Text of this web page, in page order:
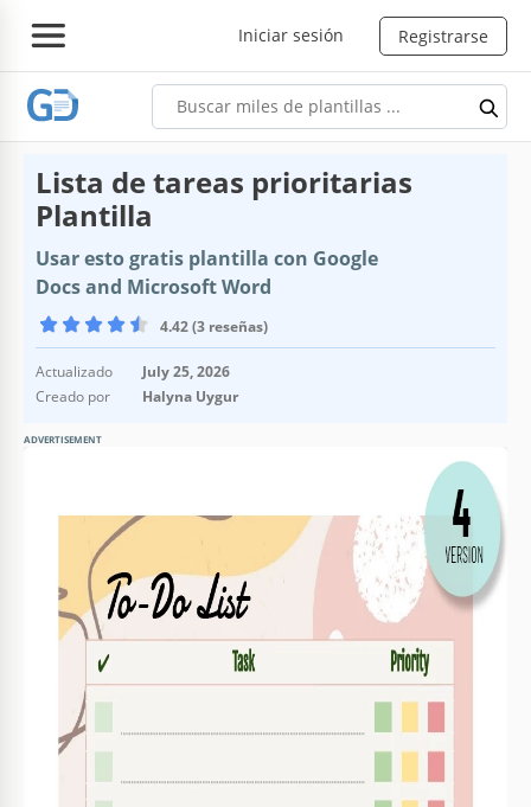
Iniciar sesión Registrarse
Lista de tareas prioritarias
Plantilla
Usar esto gratis plantilla con Google
Docs and Microsoft Word
4.42 (3 reseñas)
Actualizado
July 25, 2026
Creado por
Halyna Uygur
ADVERTISEMENT